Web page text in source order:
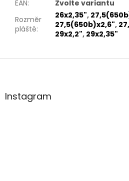
EAN:
Zvolte variantu
Rozměr
pláště:
26x2,35",
27,5(650b)x2,6",
29x2,2", 29x2,35"
Z
aInstagram